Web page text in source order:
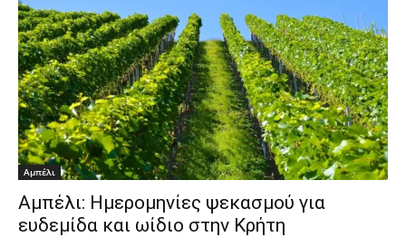
Αμπέλι
Αμπέλι: Ημερομηνίες ψεκασμού για
ευδεμίδα και ωίδιο στην Κρήτη